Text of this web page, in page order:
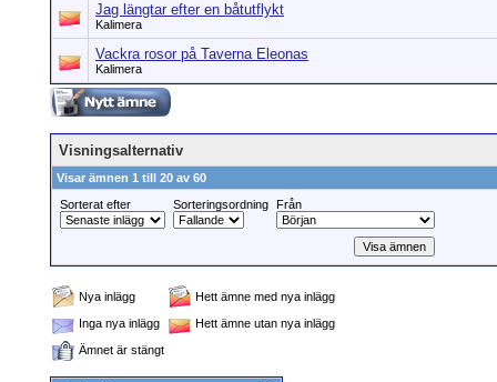
Jag längtar efter en båtutflykt
Kalimera
Vackra rosor på Taverna Eleonas
Kalimera
Visningsalternativ
Visar ämnen 1 till 20 av 60
Sorterat efter
Sorteringsordning Från
Nya inlägg
Hett ämne med nya inlägg
Inga nya inlägg
Hett ämne utan nya inlägg
Ämnet är stängt